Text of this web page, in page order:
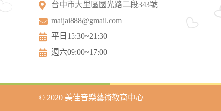
台中市大里區國光路二段343號
maijai888@gmail.com
平日13:30~21:30
週六09:00~17:00
© 2020 美佳音樂藝術教育中心